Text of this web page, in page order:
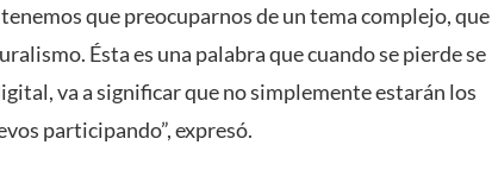
que preocuparnos de un tema complejo, que
Ésta es una palabra que cuando se pierde se
va a significar que no simplemente estarán los
participando”, expresó.